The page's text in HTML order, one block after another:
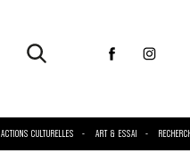
ACTIONS CULTURELLES ART & ESSAI